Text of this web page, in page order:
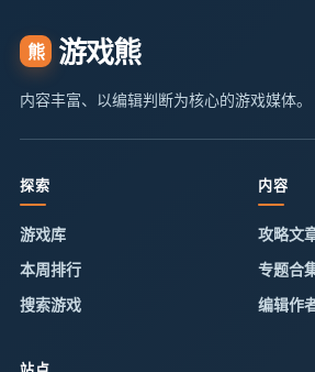
熊 游戏熊
内容丰富、以编辑判断为核心的游戏媒体。
探索
游戏库
本周排行
搜索游戏
内容
攻略文
专题合
编辑作